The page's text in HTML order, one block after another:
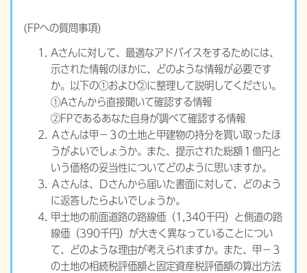
(FPへの質問事項)
Aさんに対して、最適なアドバイスをするためには、
示された情報のほかに、どのような情報が必要です
か。以下の①および②に整理して説明してください。
①Aさんから直接聞いて確認する情報
②FPであるあなた自身が調べて確認する情報
Ａさんは甲－３の土地と甲建物の持分を買い取ったほ
うがよいでしょうか。また、提示された総額１億円と
いう価格の妥当性についてどのように思いますか。
Ａさんは、Ｄさんから届いた書面に対して、どのよう
に返答したらよいでしょうか。
甲土地の前面道路の路線価（1,340千円）と側道の路
線価（390千円）が大きく異なっていることについ
て、どのような理由が考えられますか。また、甲－３
の土地の相続税評価額と固定資産税評価額の算出方法